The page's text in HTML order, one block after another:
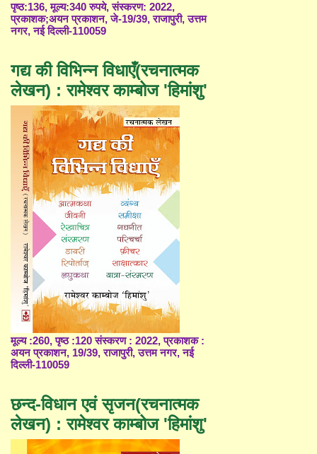
पृष्ठ:136, मूल्य:340 रुपये, संस्करण: 2022,
प्रकाशक;अयन प्रकाशन, जे-19/39, राजापुरी, उत्तम
नगर, नई दिल्ली-110059
गद्य की विभिन्न विधाएँ(रचनात्मक
लेखन) : रामेश्वर काम्बोज 'हिमांशु'
मूल्य :260, पृष्ठ :120 संस्करण : 2022, प्रकाशक :
अयन प्रकाशन, 19/39, राजापुरी, उत्तम नगर, नई
दिल्ली-110059
छन्द-विधान एवं सृजन(रचनात्मक
लेखन) : रामेश्वर काम्बोज 'हिमांशु'